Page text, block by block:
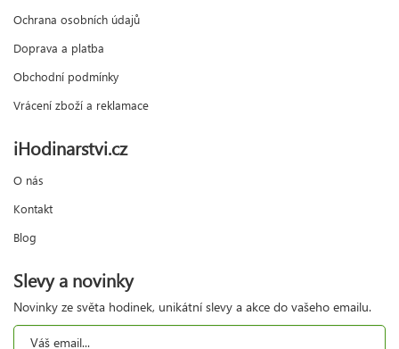
Ochrana osobních údajů
Doprava a platba
Obchodní podmínky
Vrácení zboží a reklamace
iHodinarstvi.cz
O nás
Kontakt
Blog
Slevy a novinky
Novinky ze světa hodinek, unikátní slevy a akce do vašeho emailu.